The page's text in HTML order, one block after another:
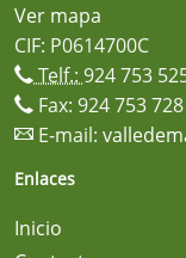
Ver mapa
CIF: P0614700C
Telf.: 924 753
Fax: 924 753 728
E-mail:
Enlaces
Inicio